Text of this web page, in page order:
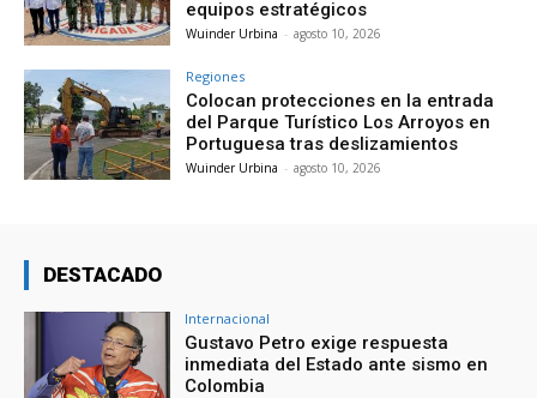
equipos estratégicos
Wuinder Urbina - agosto 10, 2026
Regiones
Colocan protecciones en la entrada
del Parque Turístico Los Arroyos en
Portuguesa tras deslizamientos
Wuinder Urbina - agosto 10, 2026
DESTACADO
Internacional
Gustavo Petro exige respuesta
inmediata del Estado ante sismo en
Colombia